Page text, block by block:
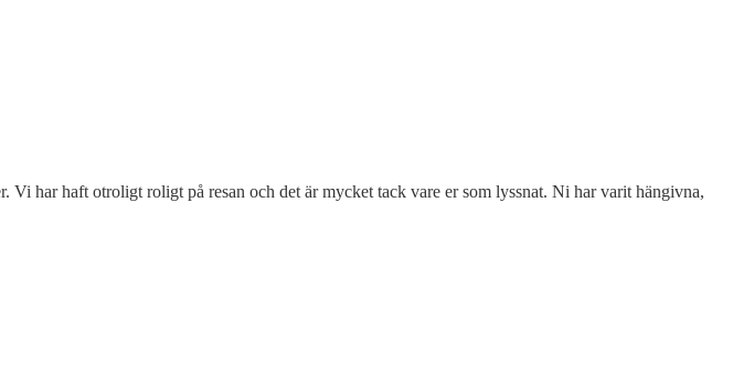
har haft otroligt roligt på resan och det är mycket tack vare er som lyssnat. Ni har varit hängivna,